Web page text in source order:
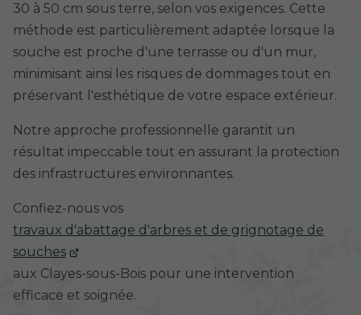
30 à 50 cm sous terre, selon vos exigences. Cette
méthode est particulièrement adaptée lorsque la
souche est proche d'une terrasse ou d'un mur,
minimisant ainsi les risques de dommages tout en
préservant l'esthétique de votre espace extérieur.
Notre approche professionnelle garantit un
résultat impeccable tout en assurant la protection
des infrastructures environnantes.
Confiez-nous vos
travaux d'abattage d'arbres et de grignotage de
souches
aux Clayes-sous-Bois pour une intervention
efficace et soignée.